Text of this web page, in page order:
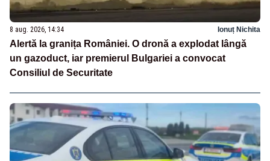
8 aug. 2026, 14:34 Ionuț Nichita
Alertă la granița României. O dronă a explodat lângă
un gazoduct, iar premierul Bulgariei a convocat
Consiliul de Securitate